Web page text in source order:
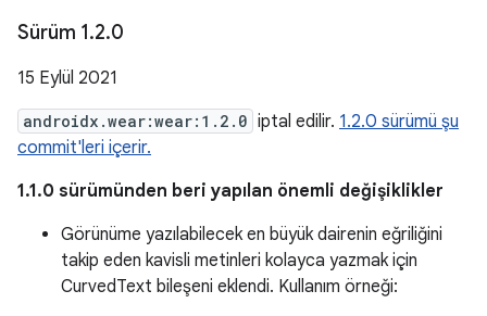
Sürüm 1.2.0
15 Eylül 2021
androidx.wear:wear:1.2.0 iptal edilir. 1.2.0 sürümü şu
commit'leri içerir.
1.1.0 sürümünden beri yapılan önemli değişiklikler
Görünüme yazılabilecek en büyük dairenin eğriliğini
takip eden kavisli metinleri kolayca yazmak için
CurvedText bileşeni eklendi. Kullanım örneği: